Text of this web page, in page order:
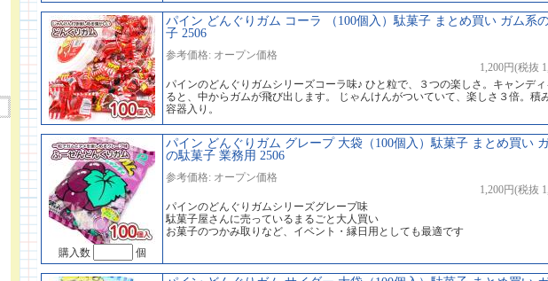
パイン どんぐりガム コーラ （100個入）駄菓子 まとめ買い ガム系
子 2506
参考価格: オープン価格
1,200円(税抜
パインのどんぐりガムシリーズコーラ味♪ ひと粒で、３つの楽しさ。キャンディ
ると、中からガムが飛び出します。 じゃんけんがついていて、楽しさ３倍。積
容器入り。
購入数 個
パイン どんぐりガム グレープ 大袋（100個入）駄菓子 まとめ買い
の駄菓子 業務用 2506
参考価格: オープン価格
1,200円(税抜
パインのどんぐりガムシリーズグレープ味
駄菓子屋さんに売っているまるごと大人買い
お菓子のつかみ取りなど、イベント・縁日用としても最適です